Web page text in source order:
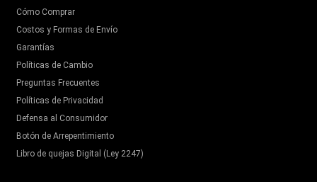
Cómo Comprar
Costos y Formas de Envío
Garantías
Políticas de Cambio
Preguntas Frecuentes
Políticas de Privacidad
Defensa al Consumidor
Botón de Arrepentimiento
Libro de quejas Digital (Ley 2247)